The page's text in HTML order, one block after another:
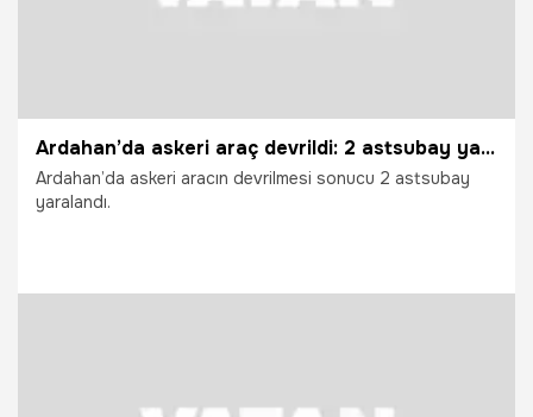
Ardahan’da askeri araç devrildi: 2 astsubay yaralandı
Ardahan’da askeri aracın devrilmesi sonucu 2 astsubay
yaralandı.